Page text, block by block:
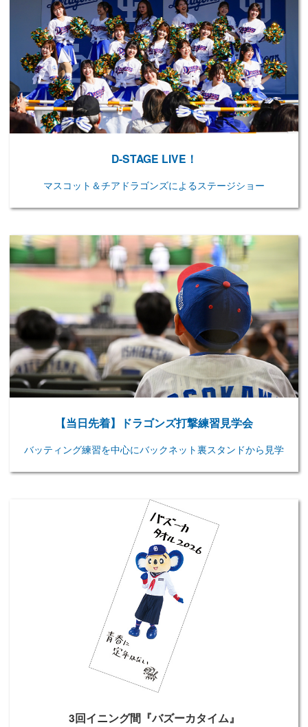
D-STAGE LIVE！
マスコット＆チアドラゴンズによるステージショー
【当日先着】ドラゴンズ打撃練習見学会
バッティング練習を中心にバックネット裏スタンドから見学
3回イニング間『バズーカタイム』